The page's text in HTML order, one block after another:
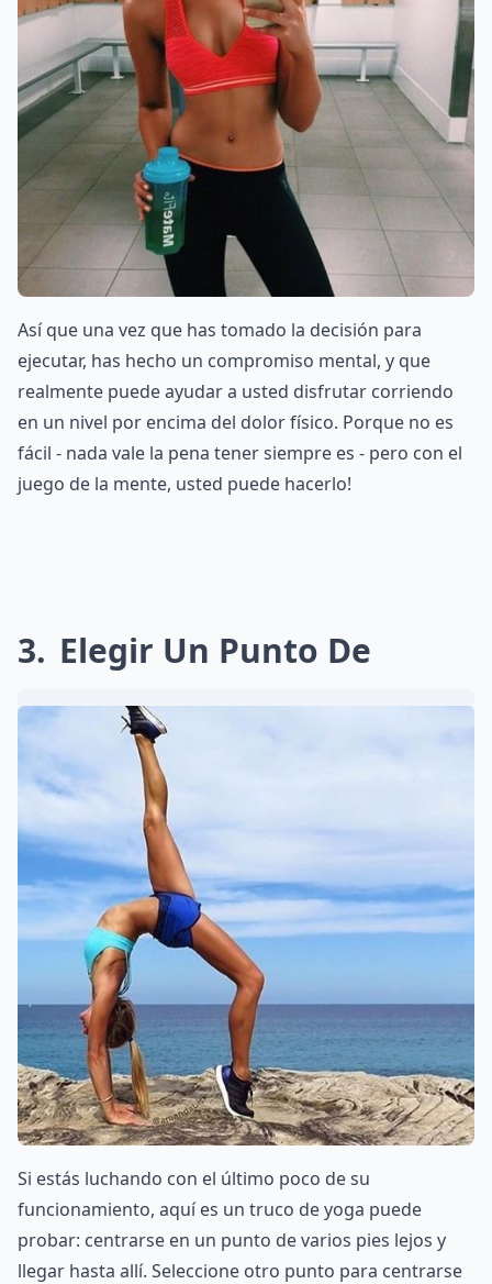
Así que una vez que has tomado la decisión para
ejecutar, has hecho un compromiso mental, y que
realmente puede ayudar a usted disfrutar corriendo
en un nivel por encima del dolor físico. Porque no es
fácil - nada vale la pena tener siempre es - pero con el
juego de la mente, usted puede hacerlo!
3 Elegir Un Punto De
Si estás luchando con el último poco de su
funcionamiento, aquí es un truco de yoga puede
probar: centrarse en un punto de varios pies lejos y
llegar hasta allí. Seleccione otro punto para centrarse